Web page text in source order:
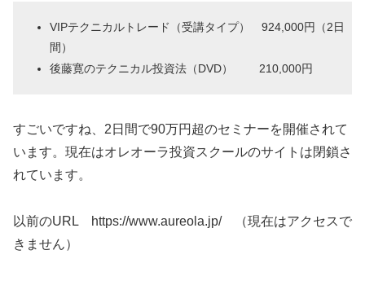
VIPテクニカルトレード（受講タイプ） 924,000円（2日
間）
後藤寛のテクニカル投資法（DVD） 210,000円
すごいですね、2日間で90万円超のセミナーを開催されて
います。現在はオレオーラ投資スクールのサイトは閉鎖さ
れています。
以前のURL https://www.aureola.jp/ （現在はアクセスで
きません）